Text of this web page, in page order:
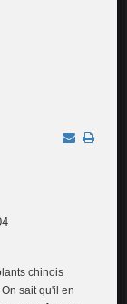
chinois
sait qu'il en